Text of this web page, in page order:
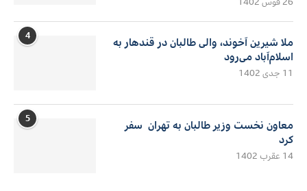
4
ملا شیرین آخوند، والی طالبان در قندهار به
اسلام‌آباد می‌رود
11 جدی 1402
5
معاون نخست وزیر طالبان به تهران سفر
کرد
14 عقرب 1402